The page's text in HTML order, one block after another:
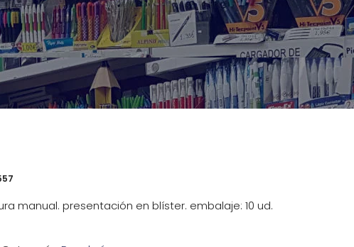
manual. presentación en blíster. embalaje: 10 ud.